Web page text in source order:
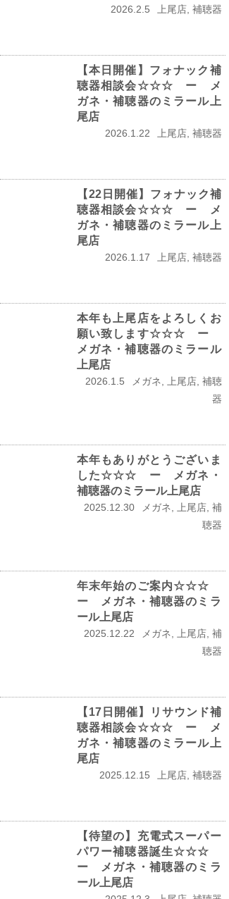
2026.2.5 上尾店, 補聴器
【本日開催】フォナック補
聴器相談会☆☆☆ ー メ
ガネ・補聴器のミラール上
尾店
2026.1.22 上尾店, 補聴器
【22日開催】フォナック補
聴器相談会☆☆☆ ー メ
ガネ・補聴器のミラール上
尾店
2026.1.17 上尾店, 補聴器
本年も上尾店をよろしくお
願い致します☆☆☆ ー
メガネ・補聴器のミラール
上尾店
2026.1.5
メガネ, 上尾店, 補聴
器
本年もありがとうございま
した☆☆☆ ー メガネ・
補聴器のミラール上尾店
2025.12.30
メガネ, 上尾店, 補
聴器
年末年始のご案内☆☆☆
ー メガネ・補聴器のミラ
ール上尾店
2025.12.22
メガネ, 上尾店, 補
聴器
【17日開催】リサウンド補
聴器相談会☆☆☆ ー メ
ガネ・補聴器のミラール上
尾店
2025.12.15 上尾店, 補聴器
【待望の】充電式スーパー
パワー補聴器誕生☆☆☆
ー メガネ・補聴器のミラ
ール上尾店